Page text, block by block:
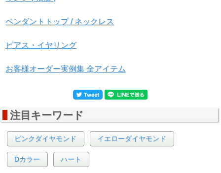
▲ルースケースイメージ画像
ペンダントトップ / ネックレス
ピアス・イヤリング
お客様オーダー実例集 全アイテム
注目キーワード
ピンクダイヤモンド イエローダイヤモンド
Dカラー ハート